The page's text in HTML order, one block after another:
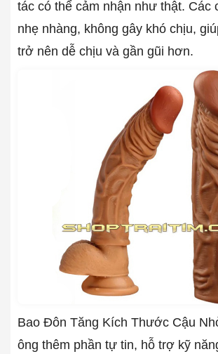
tác có thể cảm nhận như thật. Các
nhẹ nhàng, không gây khó chịu,
trở nên dễ chịu và gần gũi hơn.
Bao Đôn Tăng Kích Thước Cậu
ông thêm phần tự tin, hỗ trợ kỹ